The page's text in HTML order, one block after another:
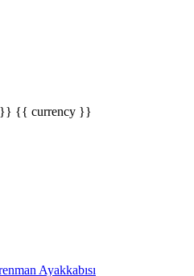
}} {{ currency }}
Ayakkabısı